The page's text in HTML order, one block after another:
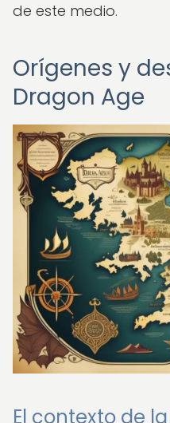
de este medio.
Orígenes y
Dragon Age
El contexto de